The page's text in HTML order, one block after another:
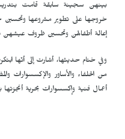
بينهن سجينة سابقة قامت
خروجها على تطوير مشروعها وتحسين
إعالة أطفالهن وتحسين ظروف
وفي ختام حديثها، أشارت إلى أنّها
من الحلفاء والأساور والإكسسوارات
أعمال فنية وإكسسوارات بحرية